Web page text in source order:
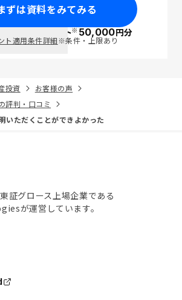
ずは資料をみてみる
ポイント※50,000円分
ト適用条件詳細※条件・上限あり
投資
お客様の声
評判・口コミ
いただくことができよかった
証グロース上場企業である
が運営しています。